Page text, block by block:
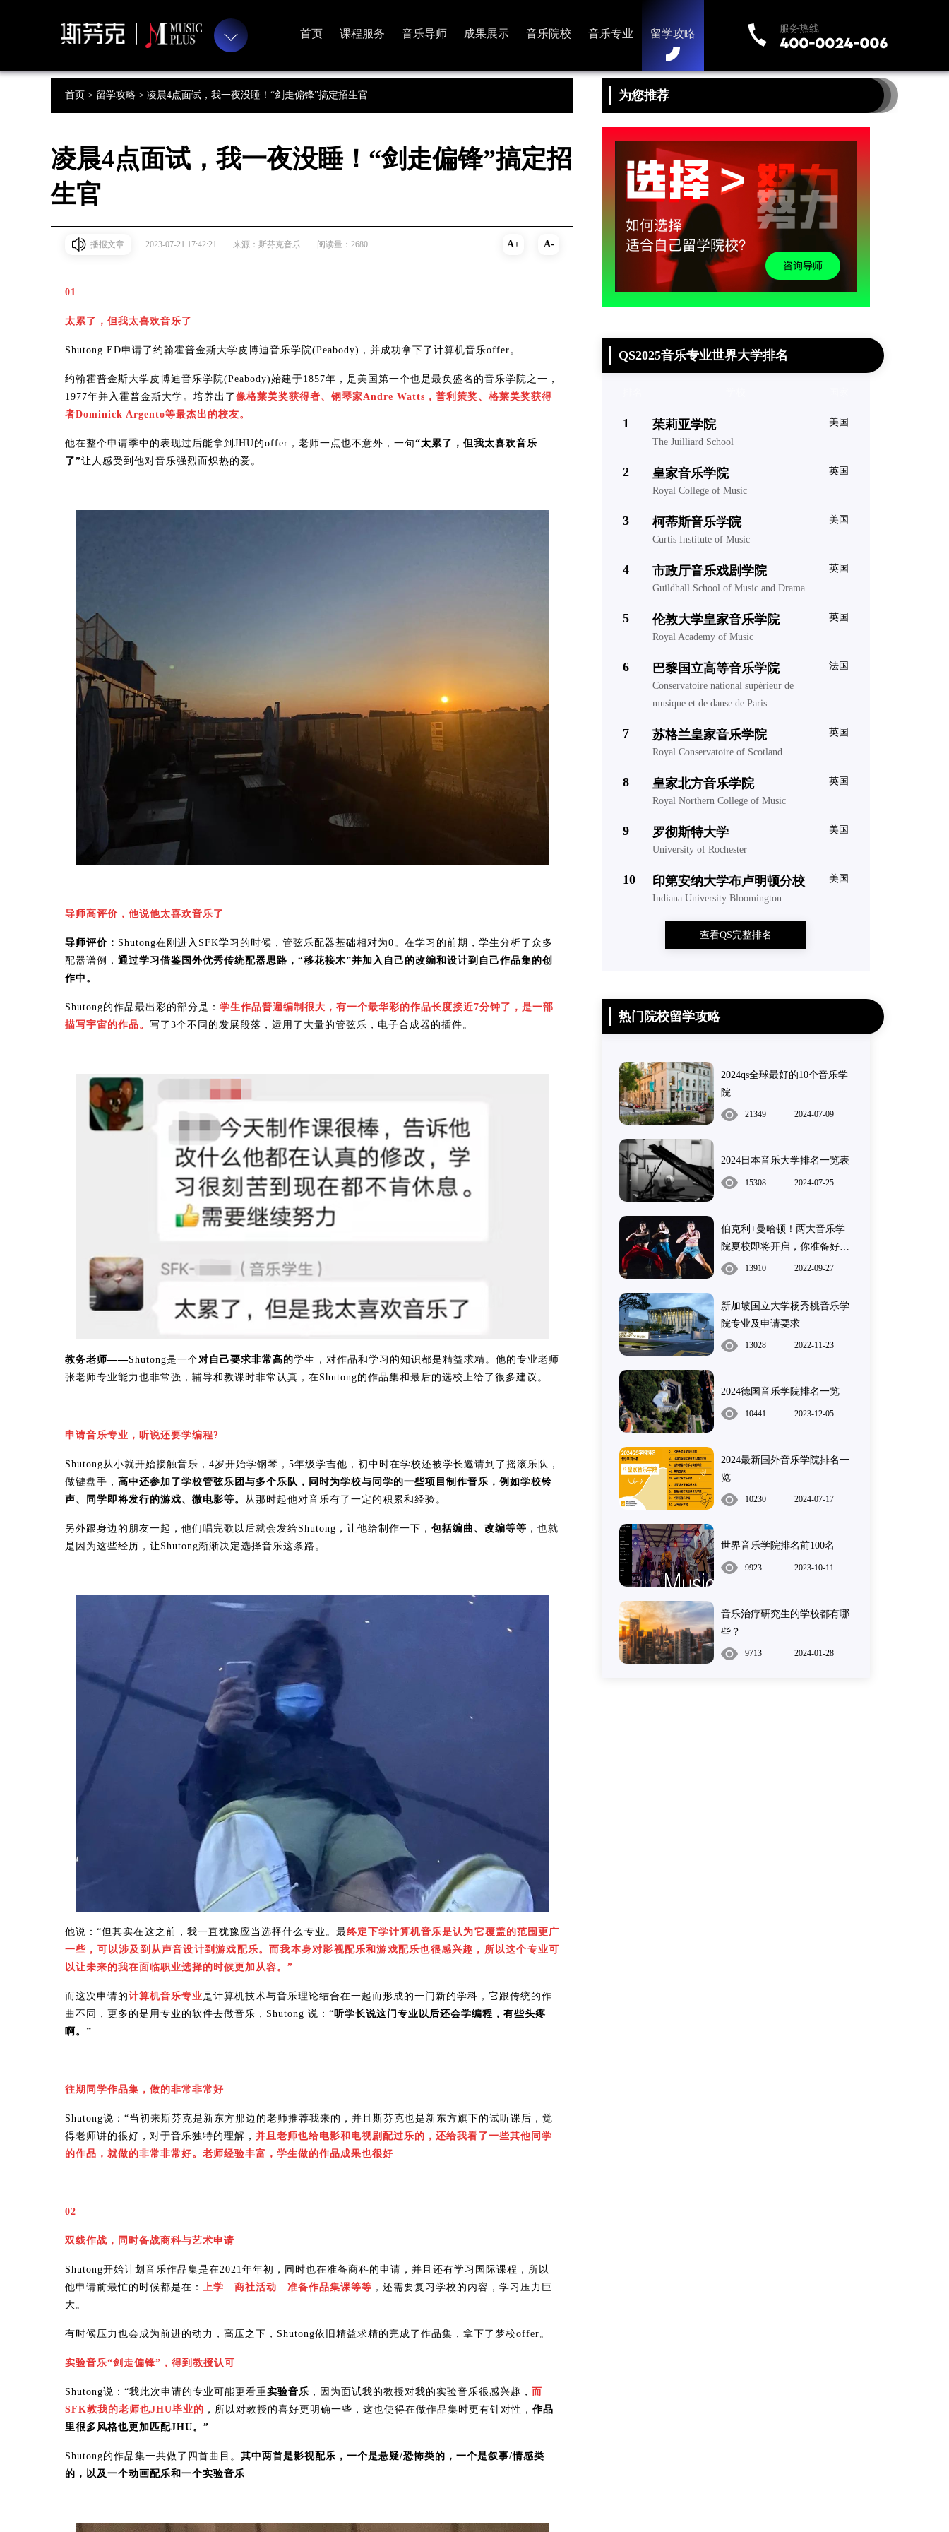
首页 课程服务 音乐导师 成果展示 音乐院校 音乐专业 留学攻略 服务热线
首页 > 留学攻略 > 凌晨4点面试，我一夜没睡！“剑走偏锋”搞定招生官
凌晨4点面试，我一夜没睡！“剑走偏锋”搞定招
生官
播报文章 2023-07-21 17:42:21 来源：斯芬克音乐 阅读量：2680 A+ A-
01
太累了，但我太喜欢音乐了
Shutong ED申请了约翰霍普金斯大学皮博迪音乐学院(Peabody)，并成功拿下了计算机音乐offer。
约翰霍普金斯大学皮博迪音乐学院(Peabody)始建于1857年，是美国第一个也是最负盛名的音乐学院之一，
1977年并入霍普金斯大学。培养出了 像格莱美奖获得者、钢琴家Andre Watts，普利策奖、格莱美奖获得
者Dominick Argento等最杰出的校友。
他在整个申请季中的表现过后能拿到JHU的offer，老师一点也不意外，一句“太累了，但我太喜欢音乐
了”让人感受到他对音乐强烈而炽热的爱。
导师高评价，他说他太喜欢音乐了
导师评价： Shutong在刚进入SFK学习的时候，管弦乐配器基础相对为0。在学习的前期，学生分析了众多
配器谱例， 通过学习借鉴国外优秀传统配器思路，“移花接木”并加入自己的改编和设计到自己作品集的创
作中。
Shutong的作品最出彩的部分是： 学生作品普遍编制很大，有一个最华彩的作品长度接近7分钟了，是一部
描写宇宙的作品。 写了3个不同的发展段落，运用了大量的管弦乐，电子合成器的插件。
教务老师——Shutong是一个对自己要求非常高的学生，对作品和学习的知识都是精益求精。他的专业老师
张老师专业能力也非常强，辅导和教课时非常认真，在Shutong的作品集和最后的选校上给了很多建议。
申请音乐专业，听说还要学编程?
Shutong从小就开始接触音乐，4岁开始学钢琴，5年级学吉他，初中时在学校还被学长邀请到了摇滚乐队，
做键盘手， 高中还参加了学校管弦乐团与多个乐队，同时为学校与同学的一些项目制作音乐，例如学校铃
声、同学即将发行的游戏、微电影等。 从那时起他对音乐有了一定的积累和经验。
另外跟身边的朋友一起，他们唱完歌以后就会发给Shutong，让他给制作一下， 包括编曲、改编等等 ，也就
是因为这些经历，让Shutong渐渐决定选择音乐这条路。
他说：“但其实在这之前，我一直犹豫应当选择什么专业。最终定下学计算机音乐是认为它覆盖的范围更广
一些，可以涉及到从声音设计到游戏配乐。而我本身对影视配乐和游戏配乐也很感兴趣，所以这个专业可
以让未来的我在面临职业选择的时候更加从容。”
而这次申请的计算机音乐专业是计算机技术与音乐理论结合在一起而形成的一门新的学科，它跟传统的作
曲不同，更多的是用专业的软件去做音乐，Shutong 说：“听学长说这门专业以后还会学编程，有些头疼
啊。”
往期同学作品集，做的非常非常好
Shutong说：“当初来斯芬克是新东方那边的老师推荐我来的，并且斯芬克也是新东方旗下的试听课后，觉
得老师讲的很好，对于音乐独特的理解， 并且老师也给电影和电视剧配过乐的，还给我看了一些其他同学
的作品，就做的非常非常好。老师经验丰富，学生做的作品成果也很好
02
双线作战，同时备战商科与艺术申请
Shutong开始计划音乐作品集是在2021年年初，同时也在准备商科的申请，并且还有学习国际课程，所以
他申请前最忙的时候都是在： 上学—商社活动—准备作品集课等等 ，还需要复习学校的内容，学习压力巨
大。
有时候压力也会成为前进的动力，高压之下，Shutong依旧精益求精的完成了作品集，拿下了梦校offer。
实验音乐“剑走偏锋”，得到教授认可
Shutong说：“我此次申请的专业可能更看重实验音乐 ，因为面试我的教授对我的实验音乐很感兴趣， 而
SFK教我的老师也JHU毕业的 ，所以对教授的喜好更明确一些，这也使得在做作品集时更有针对性， 作品
里很多风格也更加匹配JHU。”
Shutong的作品集一共做了四首曲目。 其中两首是影视配乐，一个是悬疑/恐怖类的，一个是叙事/情感类
的，以及一个动画配乐和一个实验音乐
为您推荐
QS2025音乐专业世界大学排名
1 茱莉亚学院
The Juilliard School
美国
2 皇家音乐学院
Royal College of Music
英国
3 柯蒂斯音乐学院
Curtis Institute of Music
美国
4 市政厅音乐戏剧学院
Guildhall School of Music and Drama
英国
5 伦敦大学皇家音乐学院
Royal Academy of Music
英国
6 巴黎国立高等音乐学院
Conservatoire national supérieur de
musique et de danse de Paris
法国
7 苏格兰皇家音乐学院
Royal Conservatoire of Scotland
英国
8 皇家北方音乐学院
Royal Northern College of Music
英国
9 罗彻斯特大学
University of Rochester
美国
10 印第安纳大学布卢明顿分校
Indiana University Bloomington
美国
查看QS完整排名
热门院校留学攻略
2024qs全球最好的10个音乐学
院
21349 2024-07-09
2024日本音乐大学排名一览表
15308 2024-07-25
伯克利+曼哈顿！两大音乐学
院夏校即将开启，你准备好了
吗？
13910 2022-09-27
新加坡国立大学杨秀桃音乐学
院专业及申请要求
13028 2022-11-23
2024德国音乐学院排名一览
10441 2023-12-05
2024最新国外音乐学院排名一
览
10230 2024-07-17
世界音乐学院排名前100名
9923 2023-10-11
音乐治疗研究生的学校都有哪
些？
9713 2024-01-28